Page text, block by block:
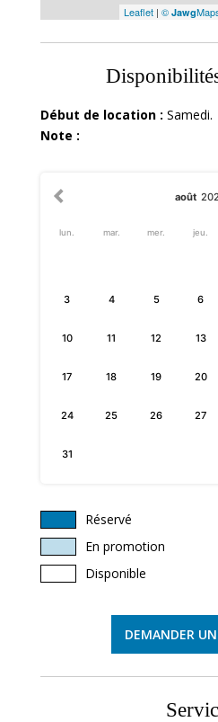
Leaflet |©Jawg
Début de location : Samedi.
Note :
août
lun. mar. mer. jeu.
3 4 5 6
10 11 12 13
17 18 19 20
24 25 26 27
31
Réservé
En promotion
Disponible
DEMANDER